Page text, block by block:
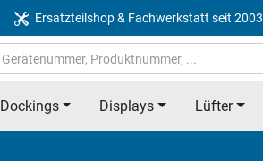
Ersatzteilshop & Fachwerkstatt seit 2003
Dockings Displays Lüfter